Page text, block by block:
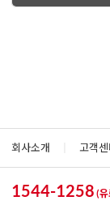
회사소개 고객센
1544-1258 (유